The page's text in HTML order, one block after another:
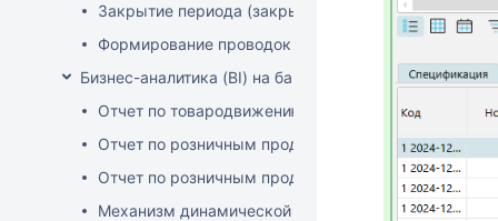
Закрытие периода (закрытие документов)
Формирование проводок
Бизнес-аналитика (BI) на базе OLAP DRUID
Отчет по товародвижению с товарной
Отчет по розничным продажам с детализацией по
Отчет по розничным продажам с детализацией по
Механизм динамической фильтрации и